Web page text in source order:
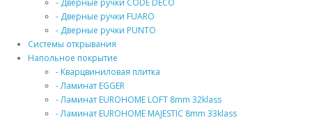
- Дверные ручки FUARO
- Дверные ручки PUNTO
Системы открывания
Напольное покрытие
- Кварцвиниловая плитка
- Ламинат EGGER
- Ламинат EUROHOME LOFT 8mm 32klass
- Ламинат EUROHOME MAJESTIC 8mm 33klass